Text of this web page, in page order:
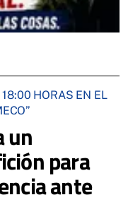
HORAS EN EL
un
para
ante